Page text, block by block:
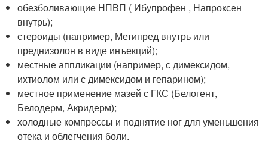
обезболивающие НПВП ( Ибупрофен , Напроксен
внутрь);
стероиды (например, Метипред внутрь или
преднизолон в виде инъекций);
местные аппликации (например, с димексидом,
ихтиолом или с димексидом и гепарином);
местное применение мазей с ГКС (Белогент,
Белодерм, Акридерм);
холодные компрессы и поднятие ног для уменьшения
отека и облегчения боли.